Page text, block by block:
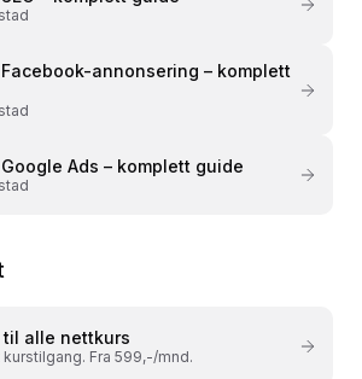
Facebook-annonsering – komplett
Google Ads – komplett guide
til alle nettkurs
Fra 599,-/mnd.